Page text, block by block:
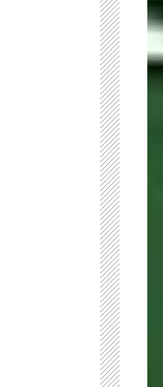
software
gratuito
edición
WYSIWYG
Windows